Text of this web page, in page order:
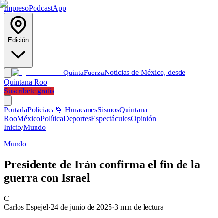
ImpresoPodcastApp
Edición
QuintaFuerzaNoticias de México, desde
Quintana Roo
Suscríbete gratis
PortadaPoliciaca 🌀 HuracanesSismosQuintana
RooMéxicoPolíticaDeportesEspectáculosOpinión
Inicio/Mundo
Mundo
Presidente de Irán confirma el fin de la
guerra con Israel
C
Carlos Espejel·24 de junio de 2025·3 min de lectura